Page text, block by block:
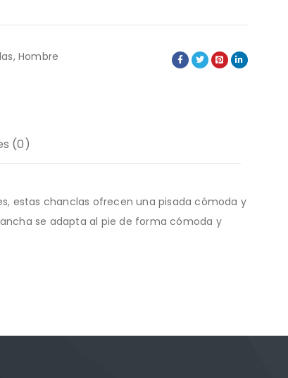
,Hombre
(0)
estas chanclas ofrecen una pisada cómoda y
se adapta al pie de forma cómoda y